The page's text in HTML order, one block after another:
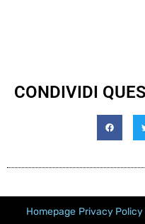
CONDIVIDI
Homepage Privacy Policy